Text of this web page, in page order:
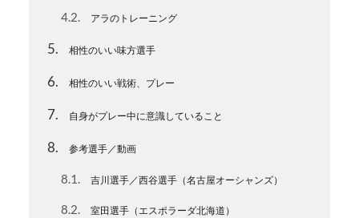
4.2 アラのトレーニング
5 相性のいい味方選手
6 相性のいい戦術、プレー
7 自身がプレー中に意識していること
8 参考選手／動画
8.1 吉川選手／西谷選手（名古屋オーシャンズ）
8.2 室田選手（エスポラーダ北海道）